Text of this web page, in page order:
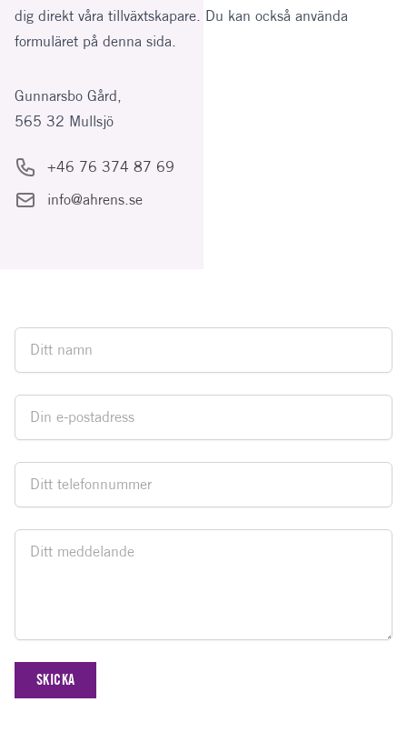
dig direkt våra tillväxtskapare. Du kan också använda
formuläret på denna sida.
Postadress
Gunnarsbo Gård,
565 32 Mullsjö
Telefonnummer
+46 76 374 87 69
E-postadress
info@ahrens.se
Namn
E-postadress
Telefonnummer
Meddelande
SKICKA